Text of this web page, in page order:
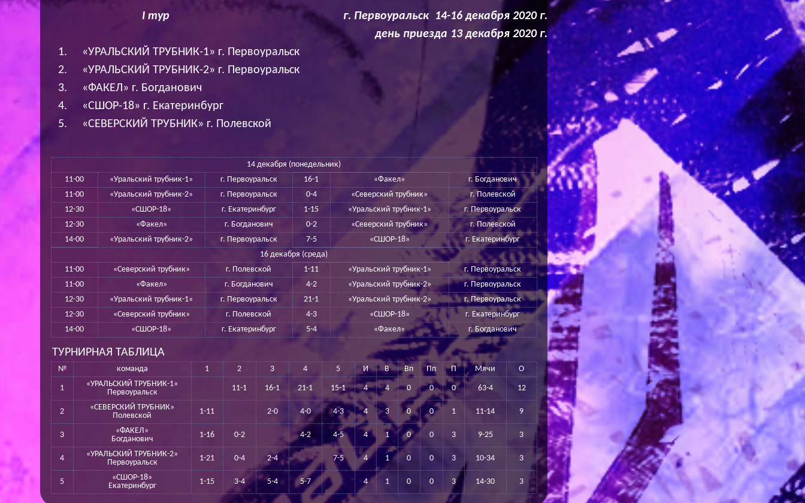
Iтур г. Первоуральск 14-16 декабря 2020 г.
день приезда 13 декабря 2020 г.
«УРАЛЬСКИЙ ТРУБНИК-1» г. Первоуральск
«УРАЛЬСКИЙ ТРУБНИК-2» г. Первоуральск
«ФАКЕЛ» г. Богданович
«СШОР-18» г. Екатеринбург
«СЕВЕРСКИЙ ТРУБНИК» г. Полевской
14 декабря (понедельник)
11-00
«Уральский трубник-1» г. Первоуральск 16-1 «Факел»
г. Богданович
11-00
«Уральский трубник-2» г. Первоуральск 0-4 «Северский трубник»
г. Полевской
12-30
«СШОР-18» г. Екатеринбург 1-15 «Уральский трубник-1»
г. Первоуральск
12-30
«Факел» г. Богданович 0-2 «Северский трубник»
г. Полевской
14-00
«Уральский трубник-2» г. Первоуральск 7-5 «СШОР-18»
г. Екатеринбург
16 декабря (среда)
11-00
«Северский трубник» г. Полевской 1-11 «Уральский трубник-1»
г. Первоуральск
11-00
«Факел» г. Богданович 4-2 «Уральский трубник-2»
г. Первоуральск
12-30
«Уральский трубник-1» г. Первоуральск 21-1 «Уральский трубник-2»
г. Первоуральск
12-30
«Северский трубник» г. Полевской 4-3 «СШОР-18»
г. Екатеринбург
14-00
«СШОР-18» г. Екатеринбург 5-4 «Факел» г. Богданович
ТУРНИРНАЯ ТАБЛИЦА
№ команда 1 2 3 4 5 И В Вп Пп П Мячи О
1
«УРАЛЬСКИЙ ТРУБНИК-1»
Первоуральск
11-1 16-1 21-1 15-1 4 4 0 0 0 63-4 12
2
«СЕВЕРСКИЙ ТРУБНИК»
Полевской
1-11 2-0 4-0 4-3 4 3 0 0 1 11-14 9
3
«ФАКЕЛ»
Богданович
1-16 0-2 4-2 4-5 4 1 0 0 3 9-25 3
4
«УРАЛЬСКИЙ ТРУБНИК-2»
Первоуральск
1-21 0-4 2-4 7-5 4 1 0 0 3 10-34 3
5
«СШОР-18»
Екатеринбург
1-15 3-4 5-4 5-7 4 1 0 0 3 14-30 3